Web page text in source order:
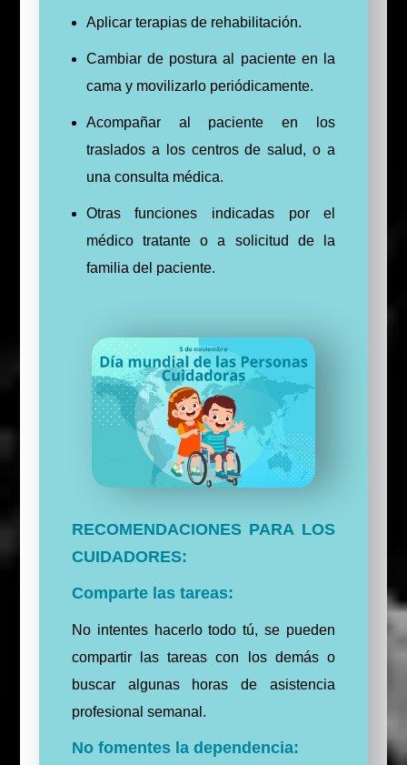
Aplicar terapias de rehabilitación.
Cambiar de postura al paciente en la
cama y movilizarlo periódicamente.
Acompañar al paciente en los
traslados a los centros de salud, o a
una consulta médica.
Otras funciones indicadas por el
médico tratante o a solicitud de la
familia del paciente.
RECOMENDACIONES PARA LOS
CUIDADORES:
Comparte las tareas:
No intentes hacerlo todo tú, se pueden
compartir las tareas con los demás o
buscar algunas horas de asistencia
profesional semanal.
No fomentes la dependencia: